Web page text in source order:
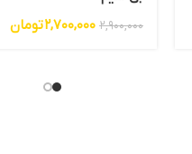
2,900,000
2,700,000تومان